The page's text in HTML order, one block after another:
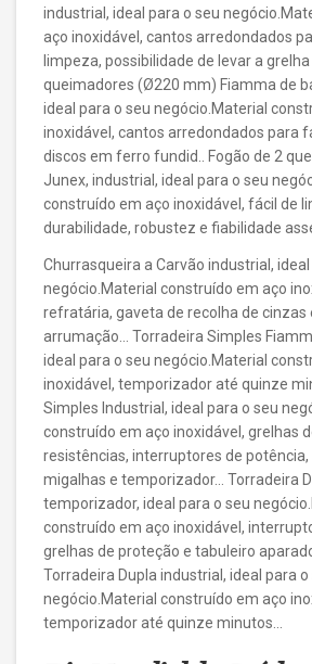
industrial, ideal para o seu
aço inoxidável, cantos arredondados
limpeza, possibilidade de levar a grelha
queimadores (Ø220 mm) Fiamma de
ideal para o seu negócio.Material
inoxidável, cantos arredondados para
discos em ferro fundid.. Fogão de 2
Junex, industrial, ideal para o seu
construído em aço inoxidável, fácil de
durabilidade, robustez e fiabilidade
Churrasqueira a Carvão industrial,
negócio.Material construído em aço
refratária, gaveta de recolha de cinzas
arrumação… Torradeira Simples
ideal para o seu negócio.Material
inoxidável, temporizador até quinze
Simples Industrial, ideal para o seu
construído em aço inoxidável, grelhas
resistências, interruptores de potência,
migalhas e temporizador… Torradeira
temporizador, ideal para o seu
construído em aço inoxidável,
grelhas de proteção e tabuleiro
Torradeira Dupla industrial, ideal para o
negócio.Material construído em aço
temporizador até quinze minutos…